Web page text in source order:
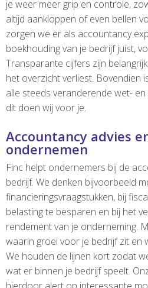
je weer meer grip en controle,
altijd aankloppen of even bellen
zorgen we er als accountancy
boekhouding van je bedrijf juist,
Transparante cijfers zijn
het overzicht verliest. Bovendien
alle steeds veranderende wet-
dit doen wij voor je.
Accountancy advies
ondernemen
Finc helpt ondernemers bij de
bedrijf. We denken bijvoorbeeld
financieringsvraagstukken, bij
belasting te besparen en bij het
rendement van je onderneming.
waarin groei voor je bedrijf zit en
We houden de lijnen kort zodat
wat er binnen je bedrijf speelt.